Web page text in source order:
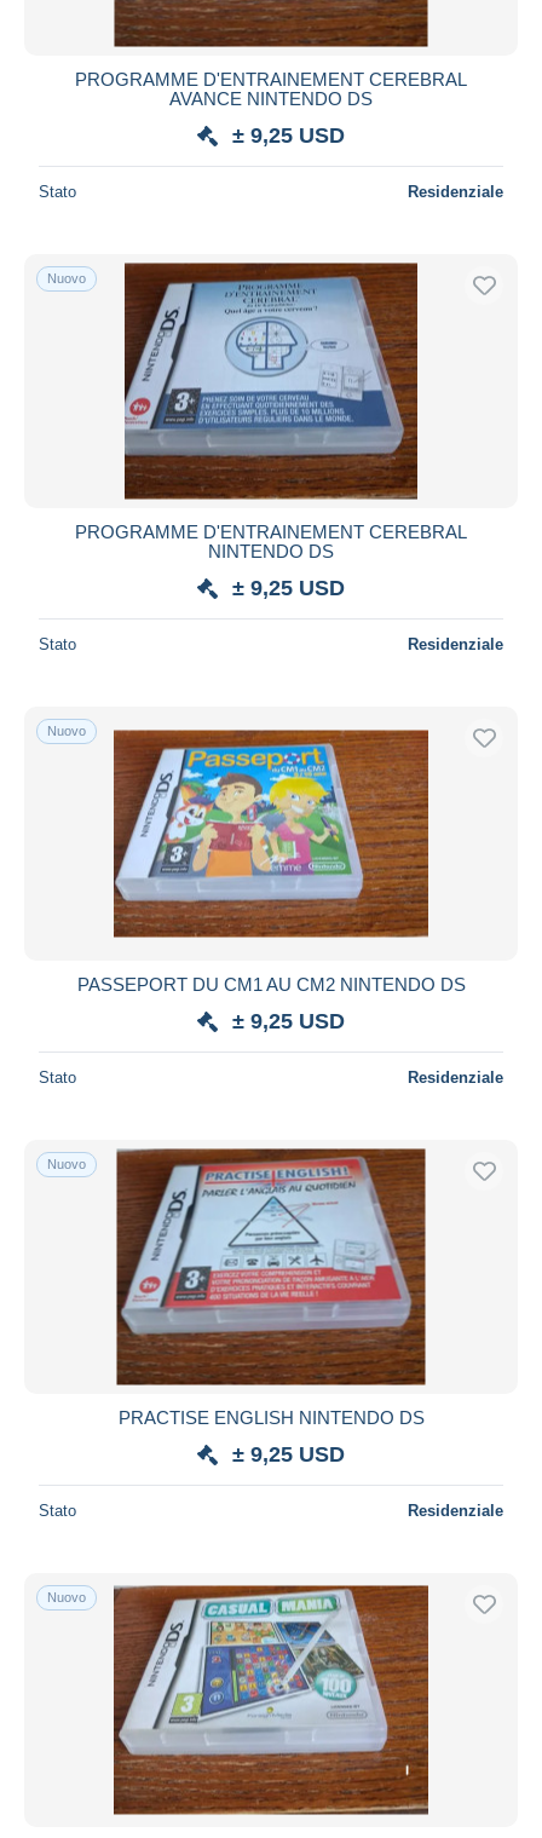
PROGRAMME D'ENTRAINEMENT CEREBRAL
AVANCE NINTENDO DS
± 9,25 USD
Stato Residenziale
Nuovo
PROGRAMME D'ENTRAINEMENT CEREBRAL
NINTENDO DS
± 9,25 USD
Stato Residenziale
Nuovo
PASSEPORT DU CM1 AU CM2 NINTENDO DS
± 9,25 USD
Stato Residenziale
Nuovo
PRACTISE ENGLISH NINTENDO DS
± 9,25 USD
Stato Residenziale
Nuovo